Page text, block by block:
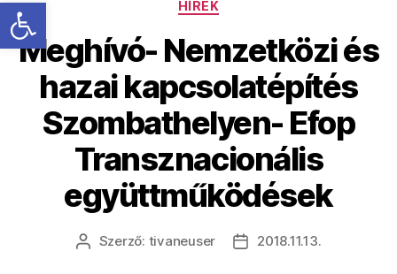
Eszköztár megnyitása HÍREK
Meghívó- Nemzetközi és
hazai kapcsolatépítés
Szombathelyen- Efop
Transznacionális
együttműködések
Bejegyzés
Szerző: tivaneuser
Bejegyzés
2018.11.13.